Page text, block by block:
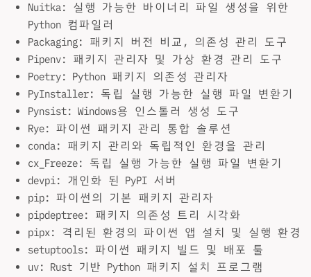
Nuitka: 실행 가능한 바이너리 파일 생성을 위한
Python 컴파일러
Packaging: 패키지 버전 비교, 의존성 관리 도구
Pipenv: 패키지 관리자 및 가상 환경 관리 도구
Poetry: Python 패키지 의존성 관리자
PyInstaller: 독립 실행 가능한 실행 파일 변환기
Pynsist: Windows용 인스톨러 생성 도구
Rye: 파이썬 패키지 관리 통합 솔루션
conda: 패키지 관리와 독립적인 환경을 관리
cx_Freeze: 독립 실행 가능한 실행 파일 변환기
devpi: 개인화 된 PyPI 서버
pip: 파이썬의 기본 패키지 관리자
pipdeptree: 패키지 의존성 트리 시각화
pipx: 격리된 환경의 파이썬 앱 설치 및 실행 환경
setuptools: 파이썬 패키지 빌드 및 배포 툴
uv: Rust 기반 Python 패키지 설치 프로그램